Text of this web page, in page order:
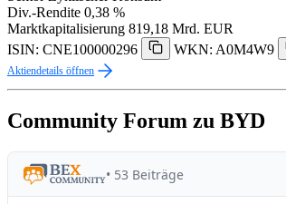
Div.-Rendite 0,38 %
Marktkapitalisierung 819,18 Mrd. EUR
ISIN: CNE100000296
WKN: A0M4W9
Aktiendetails öffnen
Community Forum zu BYD